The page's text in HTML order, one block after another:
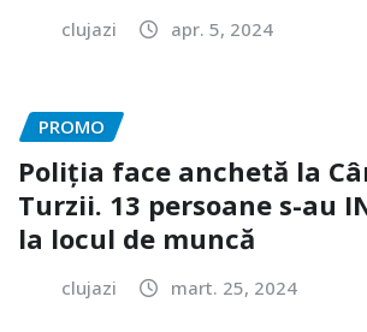
clujazi apr. 5, 2024
PROMO
Poliția face anchetă la
Turzii. 13 persoane s-au
la locul de muncă
clujazi mart. 25, 2024